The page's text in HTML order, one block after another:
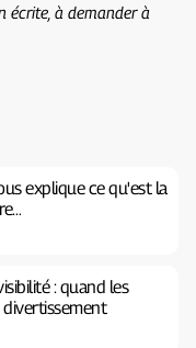
écrite, à demander à
explique ce qu'est la
: quand les